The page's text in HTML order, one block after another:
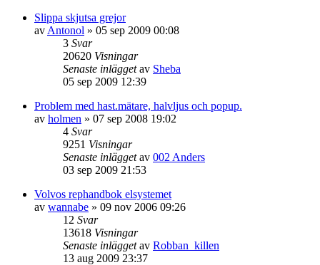
Slippa skjutsa grejor
av Antonol » 05 sep 2009 00:08
3 Svar
20620 Visningar
Senaste inläggetav Sheba
05 sep 2009 12:39
Problem med hast.mätare, halvljus och popup.
av holmen » 07 sep 2008 19:02
4 Svar
9251 Visningar
Senaste inläggetav 002 Anders
03 sep 2009 21:53
Volvos rephandbok elsystemet
av wannabe » 09 nov 2006 09:26
12 Svar
13618 Visningar
Senaste inläggetav Robban_killen
13 aug 2009 23:37